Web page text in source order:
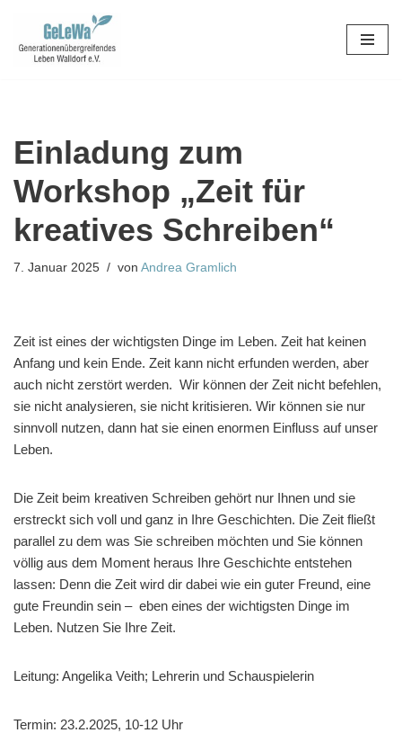
Zum
Einladung zum
Workshop „Zeit für
kreatives Schreiben“
7. Januar 2025 von Andrea Gramlich
Zeit ist eines der wichtigsten Dinge im Leben. Zeit hat keinen
Anfang und kein Ende. Zeit kann nicht erfunden werden, aber
auch nicht zerstört werden. Wir können der Zeit nicht befehlen,
sie nicht analysieren, sie nicht kritisieren. Wir können sie nur
sinnvoll nutzen, dann hat sie einen enormen Einfluss auf unser
Leben.
Die Zeit beim kreativen Schreiben gehört nur Ihnen und sie
erstreckt sich voll und ganz in Ihre Geschichten. Die Zeit fließt
parallel zu dem was Sie schreiben möchten und Sie können
völlig aus dem Moment heraus Ihre Geschichte entstehen
lassen: Denn die Zeit wird dir dabei wie ein guter Freund, eine
gute Freundin sein – eben eines der wichtigsten Dinge im
Leben. Nutzen Sie Ihre Zeit.
Leitung: Angelika Veith; Lehrerin und Schauspielerin
Termin: 23.2.2025, 10-12 Uhr